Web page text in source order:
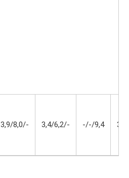
3,9/8,0/- 3,4/6,2/- -/-/9,4